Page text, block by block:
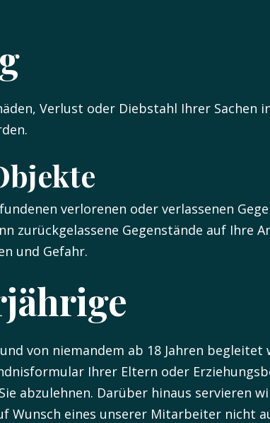
Verlust oder Diebstahl Ihrer Sachen
verlorenen oder verlassenen
zurückgelassene Gegenstände auf Ihre
und Gefahr.
von niemandem ab 18 Jahren begleitet
Ihrer Eltern oder
abzulehnen. Darüber hinaus servieren
Wunsch eines unserer Mitarbeiter nicht